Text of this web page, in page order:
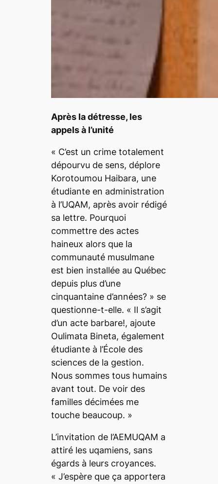
Après la détresse, les
appels à l’unité
« C’est un crime totalement
dépourvu de sens, déplore
Korotoumou Haibara, une
étudiante en administration
à l’UQAM, après avoir rédigé
sa lettre. Pourquoi
commettre des actes
haineux alors que la
communauté musulmane
est bien installée au Québec
depuis plus d’une
cinquantaine d’années? » se
questionne-t-elle. « Il s’agit
d’un acte barbare!, ajoute
Oulimata Bineta, également
étudiante à l’École des
sciences de la gestion.
Nous sommes tous humains
avant tout. De voir des
familles décimées me
touche beaucoup. »
L’invitation de l’AEMUQAM a
attiré les uqamiens, sans
égards à leurs croyances.
« J’espère que ça apportera